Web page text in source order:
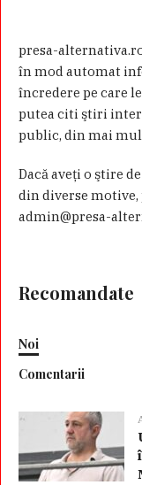
presa-
în mod automat
încredere pe care
putea citi ştiri
public, din mai
Dacă aveţi o ştire
din diverse
admin@presa-
Recomandate
Noi
Comentarii